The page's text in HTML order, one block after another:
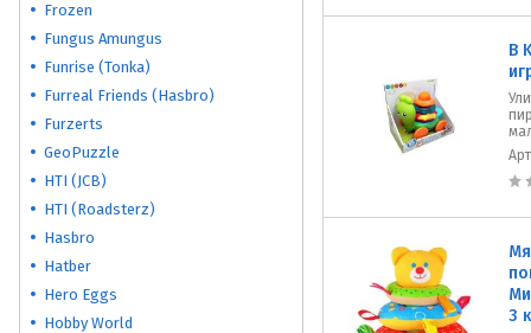
Frozen
Fungus Amungus
Funrise (Tonka)
Furreal Friends (Hasbro)
Furzerts
GeoPuzzle
HTI (JCB)
HTI (Roadsterz)
Hasbro
Hatber
Hero Eggs
Hobby World
B
3